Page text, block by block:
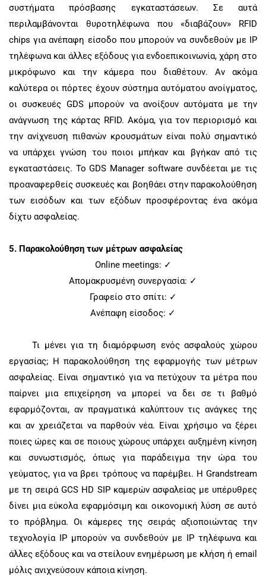
συστήματα πρόσβασης εγκαταστάσεων. Σε αυτά
περιλαμβάνονται θυροτηλέφωνα που «διαβάζουν» RFID
chipsγια ανέπαφη είσοδο που μπορούν να συνδεθούν με IP
τηλέφωνα και άλλες εξόδους για ενδοεπικοινωνία, χάρη στο
μικρόφωνο και την κάμερα που διαθέτουν. Αν ακόμα
καλύτερα οι πόρτες έχουν σύστημα αυτόματου ανοίγματος,
οι συσκευές GDS μπορούν να ανοίξουν αυτόματα με την
ανάγνωση της κάρτας RFID. Ακόμα, για τον περιορισμό και
την ανίχνευση πιθανών κρουσμάτων είναι πολύ σημαντικό
να υπάρχει γνώση του ποιοι μπήκαν και βγήκαν από τις
εγκαταστάσεις. ΤοGDS Manager software συνδέεται με τις
προαναφερθείς συσκευές και βοηθάει στην παρακολούθηση
των εισόδων και των εξόδων προσφέροντας ένα ακόμα
δίχτυ ασφαλείας.
5. Παρακολούθηση των μέτρων ασφαλείας
Online meetings: ✓
Απομακρυσμένη συνεργασία: ✓
Γραφείο στο σπίτι: ✓
Ανέπαφη είσοδος: ✓
Τι μένει για τη διαμόρφωση ενός ασφαλούς χώρου
εργασίας; Η παρακολούθηση της εφαρμογής των μέτρων
ασφαλείας. Είναι σημαντικό για να πετύχουν τα μέτρα που
παίρνει μια επιχείρηση να μπορεί να δει σε τι βαθμό
εφαρμόζονται, αν πραγματικά καλύπτουν τις ανάγκες της
και αν χρειάζεται να παρθούν νέα. Είναι χρήσιμο να ξέρει
ποιες ώρες και σε ποιους χώρους υπάρχει αυξημένη κίνηση
και συνωστισμός, όπως για παράδειγμα την ώρα του
γεύματος, για να βρει τρόπους να παρέμβει. Η Grandstream
με τη σειράGCS HD SIP καμερών ασφαλείας με υπέρυθρες
δίνει μια εύκολα εφαρμόσιμη και οικονομική λύση σε αυτό
το πρόβλημα. Οι κάμερες της σειράς αξιοποιώντας την
τεχνολογία IP μπορούν να συνδεθούν με IP τηλέφωνα και
άλλες εξόδους και να στείλουν ενημέρωση με κλήση ή email
μόλις ανιχνεύσουν κάποια κίνηση.